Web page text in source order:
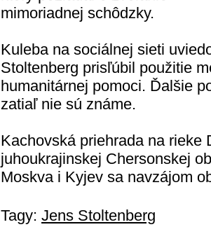
mimoriadnej schôdzky.
Kuleba na sociálnej sieti
Stoltenberg prisľúbil použitie
humanitárnej pomoci. Ďalšie
zatiaľ nie sú známe.
Kachovská priehrada na rieke
juhoukrajinskej Chersonskej
Moskva i Kyjev sa navzájom
Tagy: Jens Stoltenberg